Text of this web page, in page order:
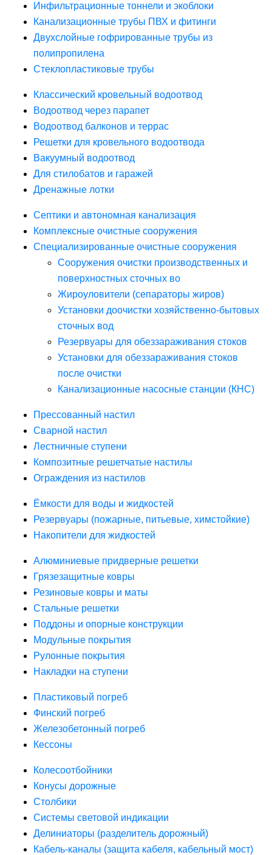
Инфильтрационные тоннели и экоблоки
Канализационные трубы ПВХ и фитинги
Двухслойные гофрированные трубы из
полипропилена
Стеклопластиковые трубы
Классический кровельный водоотвод
Водоотвод через парапет
Водоотвод балконов и террас
Решетки для кровельного водоотвода
Вакуумный водоотвод
Для стилобатов и гаражей
Дренажные лотки
Септики и автономная канализация
Комплексные очистные сооружения
Специализированные очистные сооружения
Сооружения очистки производственных и
поверхностных сточных во
Жироуловители (сепараторы жиров)
Установки доочистки хозяйственно-бытовых
сточных вод
Резервуары для обеззараживания стоков
Установки для обеззараживания стоков
после очистки
Канализационные насосные станции (КНС)
Прессованный настил
Сварной настил
Лестничные ступени
Композитные решетчатые настилы
Ограждения из настилов
Ёмкости для воды и жидкостей
Резервуары (пожарные, питьевые, химстойкие)
Накопители для жидкостей
Алюминиевые придверные решетки
Грязезащитные ковры
Резиновые ковры и маты
Стальные решетки
Поддоны и опорные конструкции
Модульные покрытия
Рулонные покрытия
Накладки на ступени
Пластиковый погреб
Финский погреб
Железобетонный погреб
Кессоны
Колесоотбойники
Конусы дорожные
Столбики
Системы световой индикации
Делиниаторы (разделитель дорожный)
Кабель-каналы (защита кабеля, кабельный мост)